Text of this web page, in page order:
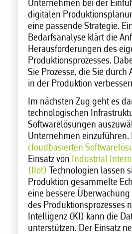
Unternehmen bei der
digitalen
eine passende Strategie.
Bedarfsanalyse klärt die
Herausforderungen des
Produktionsprozesses.
Sie Prozesse, die Sie durch
in der Produktion
Im nächsten Zug geht es
technologischen
Softwarelösungen
Unternehmen einzuführen.
cloudbasierten
Einsatz von Industrial
(IIot)
Technologien lassen
Produktion gesammelte
eine bessere
des Produktionsprozesses
Intelligenz (KI) kann die
unterstützen. Der Einsatz